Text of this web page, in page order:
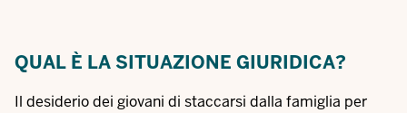
QUAL È LA SITUAZIONE GIURIDICA?
Il desiderio dei giovani di staccarsi dalla famiglia per